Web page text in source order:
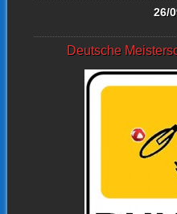
26/
Deutsche